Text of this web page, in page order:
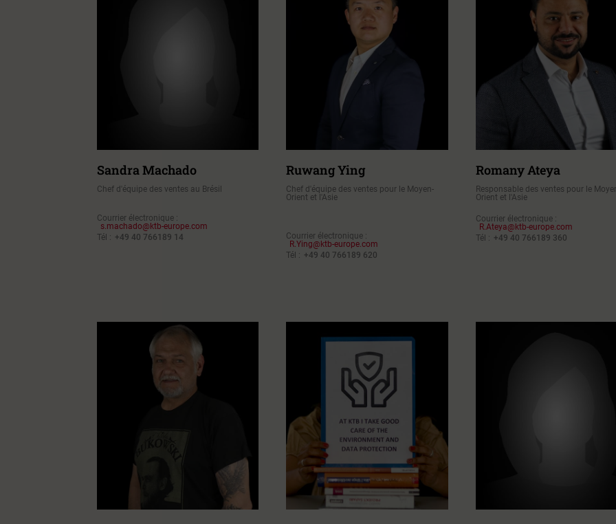
Sandra Machado
Chef d'équipe des ventes au Brésil
Courrier électronique :
s.machado@ktb-europe.com
Tél : +49 40 766189 14
Ruwang Ying
Chef d'équipe des ventes pour le Moyen-
Orient et l'Asie
Courrier électronique :
R.Ying@ktb-europe.com
Tél : +49 40 766189 620
Romany Ateya
Responsable des ventes pour le
Orient et l'Asie
Courrier électronique :
R.Ateya@ktb-europe.com
Tél : +49 40 766189 360